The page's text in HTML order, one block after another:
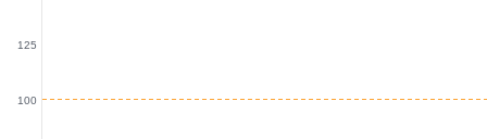
100
125
Ngành